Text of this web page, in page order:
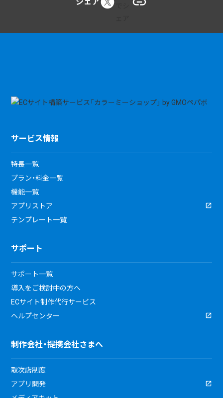
サービス情報
特長一覧
プラン・料金一覧
機能一覧
アプリストア
テンプレート一覧
サポート
サポート一覧
導入をご検討中の方へ
ECサイト制作代行サービス
ヘルプセンター
制作会社・提携会社さまへ
取次店制度
アプリ開発